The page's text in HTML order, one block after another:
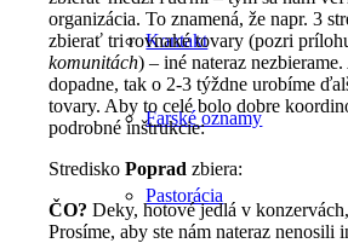
Kontakt
Farské oznamy
Pastorácia
organizácia. To znamená, že napr. 3
zbierať tri rovnaké tovary (pozri
komunitách) – iné nateraz
dopadne, tak o 2-3 týždne urobíme
tovary. Aby to celé bolo dobre
podrobné inštrukcie:
StrediskoPoprad zbiera:
ČO? Deky, hotové jedlá v
Prosíme, aby ste nám nateraz nenosili